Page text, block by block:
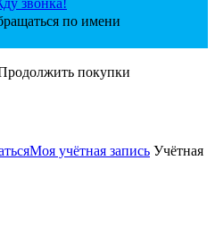
звонка!
по имени
покупки
Моя учётная запись Учётная